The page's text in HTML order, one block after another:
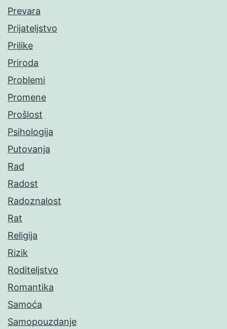
Prevara
Prijateljstvo
Prilike
Priroda
Problemi
Promene
Prošlost
Psihologija
Putovanja
Rad
Radost
Radoznalost
Rat
Religija
Rizik
Roditeljstvo
Romantika
Samoća
Samopouzdanje